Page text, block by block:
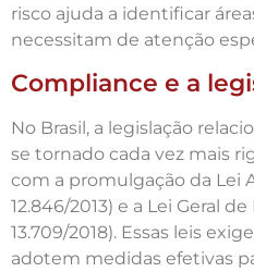
risco ajuda a identificar
necessitam de atenção
Compliance e a
No Brasil, a legislação
se tornado cada vez mais
com a promulgação da Lei
12.846/2013) e a Lei Geral
13.709/2018). Essas leis
adotem medidas efetivas